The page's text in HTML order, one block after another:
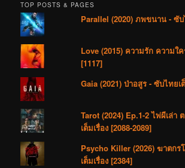
TOP POSTS & PAGES
Parallel (2020) ภพขนาน - ซับ
Love (2015) ความรัก ความใ
[1117]
Gaia (2021) ป่าอสูร - ซับไทยเ
Tarot (2024) Ep.1-2 ไพ่ผีเล่า
เต็มเรื่อง [2088-2089]
Psycho Killer (2026) ฆาตกร
เต็มเรื่อง [2384]